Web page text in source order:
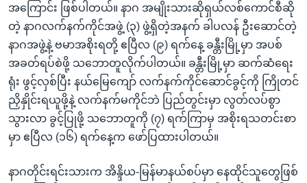
အကြောင်း ဖြစ်ပါတယ်။ နာဂ အမျိုးသားဆိုရှယ်လစ်ကောင်စီဆို
တဲ့ နာဂလက်နက်ကိုင်အဖွဲ့ (၃) ဖွဲ့ရှိတဲ့အနက် ခါပလန် ဦးဆောင်တဲ့
နာဂအဖွဲ့နဲ့ ဗမာအစိုးရတို့ ဧပြီလ (၉) ရက်နေ့ ခန္တီးမြို့မှာ အပစ်
အခတ်ရပ်စဲဖို့ သဘောတူလိုက်ပါတယ်။ ခန္တီးမြို့မှာ ဆက်ဆံရေး
ရုံး ဖွင့်လှစ်ပြီး နယ်မြေကျော် လက်နက်ကိုင်ဆောင်ခွင့်ကို ကြိုတင်
ညှိနှိုင်းရယူဖို့နဲ့ လက်နက်မကိုင်ဘဲ ပြည်တွင်းမှာ လွတ်လပ်စွာ
သွားလာ ခွင့်ပြုဖို့ သဘောတူကို (၇) ရက်ကြာမှ အစိုးရသတင်းစာ
မှာ ဧပြီလ (၁၆) ရက်နေ့က ဖော်ပြထားပါတယ်။
နာဂတိုင်းရင်းသားက အိန္ဒိယ-မြန်မာနယ်စပ်မှာ နေထိုင်သူတွေဖြစ်